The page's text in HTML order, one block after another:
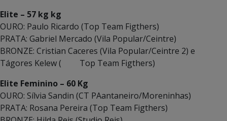
Elite – 57 kg kg
OURO: Paulo Ricardo (Top Team Figthers)
PRATA: Gabriel Mercado (Vila Popular/Ceintre)
BRONZE: Cristian Caceres (Vila Popular/Ceintre 2) e
Tágores Kelew ( Top Team Figthers)
Elite Feminino – 60 Kg
OURO: Sílvia Sandin (CT PAantaneiro/Moreninhas)
PRATA: Rosana Pereira (Top Team Figthers)